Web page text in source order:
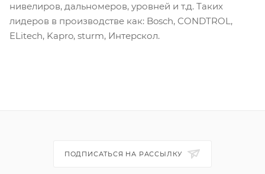
нивелиров, дальномеров, уровней и т.д. Таких
лидеров в производстве как: Bosch, CONDTROL,
ELitech, Kapro, sturm, Интерскол.
ПОДПИСАТЬСЯ НА РАССЫЛКУ